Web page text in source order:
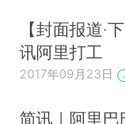
【封面报道·
讯阿里打工
2017年09月23日
简讯｜阿里